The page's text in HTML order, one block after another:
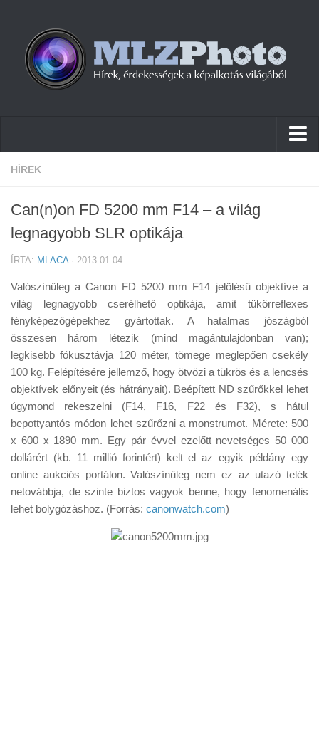
Hírek
Cikkek
Szoftver
Tudástár
Tanácsok
Érdekességek
Helyszíni Riport
E-BB
HÍREK
Can(n)on FD 5200 mm F14 – a világ
legnagyobb SLR optikája
ÍRTA: MLACA· 2013.01.04
Valószínűleg a Canon FD 5200 mm F14 jelölésű objektíve a
világ legnagyobb cserélhető optikája, amit tükörreflexes
fényképezőgépekhez gyártottak. A hatalmas jószágból
összesen három létezik (mind magántulajdonban van);
legkisebb fókusztávja 120 méter, tömege meglepően csekély
100 kg. Felépítésére jellemző, hogy ötvözi a tükrös és a lencsés
objektívek előnyeit (és hátrányait). Beépített ND szűrőkkel lehet
úgymond rekeszelni (F14, F16, F22 és F32), s hátul
bepottyantós módon lehet szűrőzni a monstrumot. Mérete: 500
x 600 x 1890 mm. Egy pár évvel ezelőtt nevetséges 50 000
dollárért (kb. 11 millió forintért) kelt el az egyik példány egy
online aukciós portálon. Valószínűleg nem ez az utazó telék
netovábbja, de szinte biztos vagyok benne, hogy fenomenális
lehet bolygózáshoz. (Forrás: canonwatch.com)